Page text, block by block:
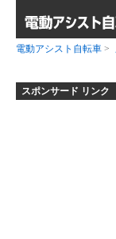
電動アシスト自転車 >
スポンサード リンク